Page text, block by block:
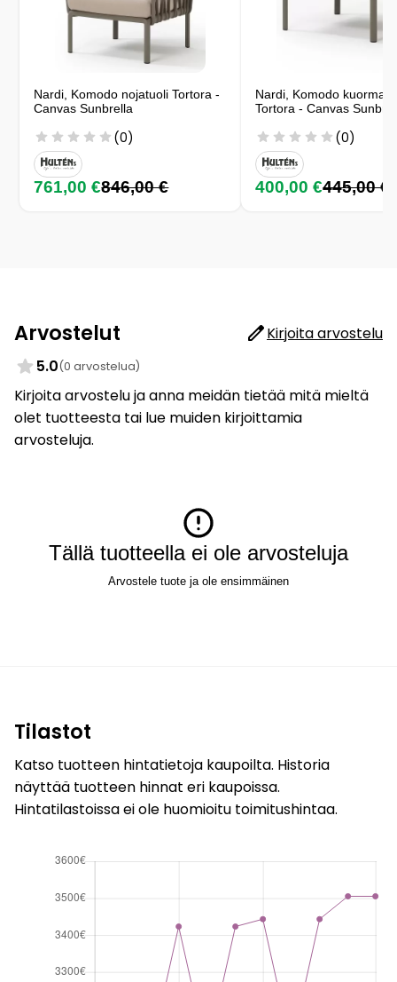
Nardi, Komodo nojatuoli Tortora -
Canvas Sunbrella
(0)
761,00 €846,00 €
Nardi, Komodo
Tortora - Canvas
(0)
400,00 €445,00 €
Arvostelut
Kirjoita arvostelu
5.0(0 arvostelua)
Kirjoita arvostelu ja anna meidän tietää mitä mieltä
olet tuotteesta tai lue muiden kirjoittamia
arvosteluja.
Tällä tuotteella ei ole arvosteluja
Arvostele tuote ja ole ensimmäinen
Tilastot
Katso tuotteen hintatietoja kaupoilta. Historia
näyttää tuotteen hinnat eri kaupoissa.
Hintatilastoissa ei ole huomioitu toimitushintaa.